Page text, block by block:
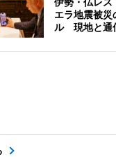
エラ地震被災
ル 現地と通